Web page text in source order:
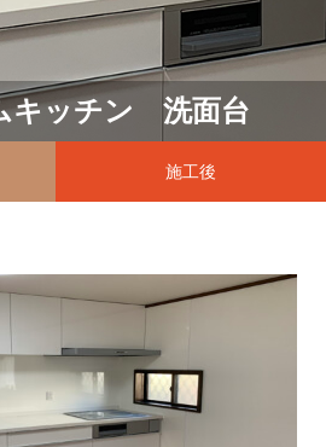
キッチン
キッチン 洗面台
施工後